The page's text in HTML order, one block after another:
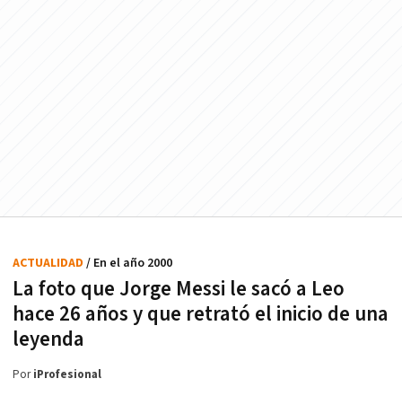
La foto que Jorge Messi le sacó a Leo
hace 26 años y que retrató el inicio de una
leyenda
ACTUALIDAD / En el año 2000
PoriProfesional